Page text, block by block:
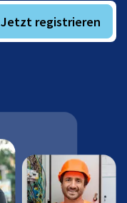
Jetzt registrieren